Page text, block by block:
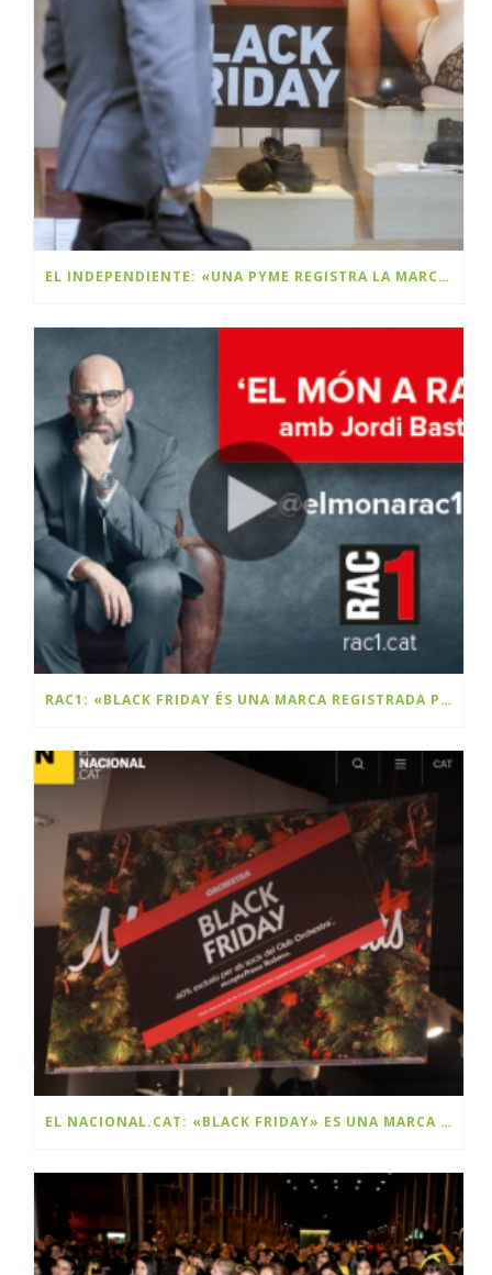
EL INDEPENDIENTE: «UNA PYME REGISTRA LA MARCA BLACK FRIDAY Y PLANEA COBRAR DERECHOS A LAS MULTINACIONALES»
RAC1: «BLACK FRIDAY ÉS UNA MARCA REGISTRADA PER UNA EMPRESA CATALANA»
EL NACIONAL.CAT: «BLACK FRIDAY» ES UNA MARCA Y ES CATALANA